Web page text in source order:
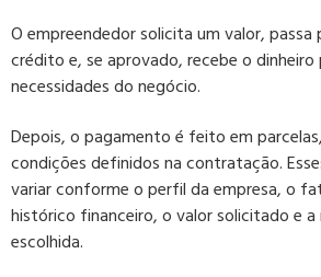
O empreendedor solicita um valor, passa
crédito e, se aprovado, recebe o dinheiro
necessidades do negócio.
Depois, o pagamento é feito em
condições definidos na contratação.
variar conforme o perfil da empresa, o
histórico financeiro, o valor solicitado e a
escolhida.